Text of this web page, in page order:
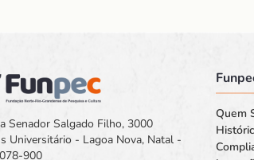
Senador Salgado Filho, 3000
Universitário - Lagoa Nova, Natal -
900
Quem